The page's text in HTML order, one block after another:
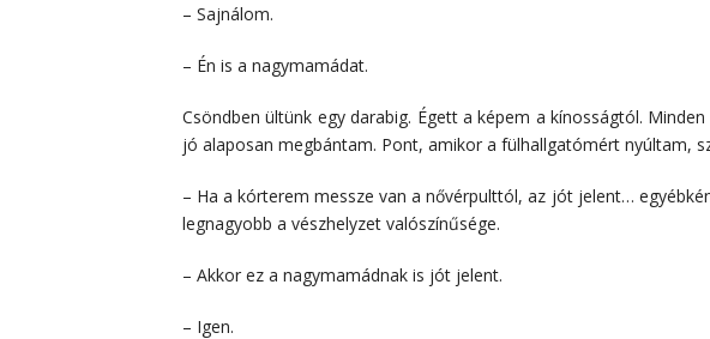
– Sajnálom.
– Én is a nagymamádat.
Csöndben ültünk egy darabig. Égett a képem a kínosságtól.
jó alaposan megbántam. Pont, amikor a fülhallgatómért nyúltam,
– Ha a kórterem messze van a nővérpulttól, az jót jelent…
legnagyobb a vészhelyzet valószínűsége.
– Akkor ez a nagymamádnak is jót jelent.
– Igen.